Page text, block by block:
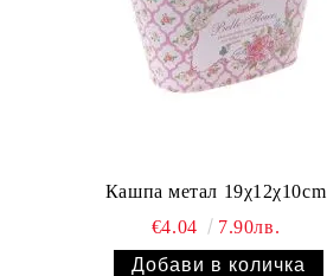
Кашпа метал 19χ12χ10cm
€4.04
7.90лв.